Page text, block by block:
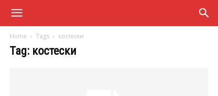
Home Tags костески
Tag: костески